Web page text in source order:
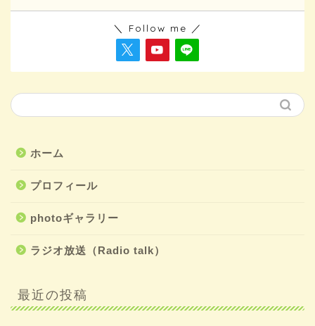
＼ Follow me ／
ホーム
プロフィール
photoギャラリー
ラジオ放送（Radio talk）
最近の投稿